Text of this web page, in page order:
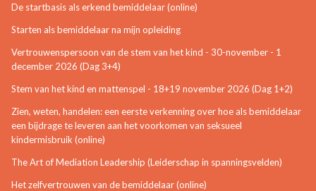
De startbasis als erkend bemiddelaar (online)
Starten als bemiddelaar na mijn opleiding
Vertrouwenspersoon van de stem van het kind - 30-november - 1
december 2026 (Dag 3+4)
Stem van het kind en mattenspel - 18+19 november 2026 (Dag 1+2)
Zien, weten, handelen: een eerste verkenning over hoe als bemiddelaar
een bijdrage te leveren aan het voorkomen van seksueel
kindermisbruik (online)
The Art of Mediation Leadership (Leiderschap in spanningsvelden)
Het zelfvertrouwen van de bemiddelaar (online)